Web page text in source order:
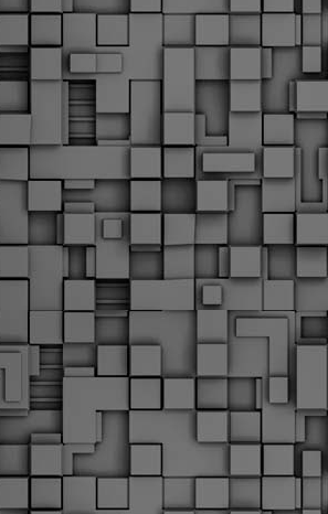
σε δήμους της χώρας. Το Dimastin, αναζητεί
φωτογραφικό υλικό στο διαδίκτυο και σας
αυτή την ανάρτηση. Επίσης, σας καλούμε, αν
μας έχουν "ξεφύγει" ορκωμοσίες, μπορείτε
φωτογραφικό τους υλικό στο
δημοσιεύουμε εδώ, άμεσα.
MAR
Θεσσαλονίκη: Ορκίστηκαν οι 75 νέοι
αστυνομικοί – Τι τους ζήτησε ο
Ενισχύεται το έργο της δημοτικής
Θεσσαλονίκης καθώς το πρωί της Τετάρτης
ορκίστηκαν οι 75 νέοι δημοτικοί αστυνομικοί.
«Με αυτούς, σε λίγους μήνες αποκτά ένα
δημοτική αστυνομία. Θα είναι πιο κοντά
ευκαιρία να είμαι σήμερα στην ορκωμοσία
MAR
Ξεκίνησαν εδώ και μια εβδομάδα οι
νεοπροσληφθέντων Δημοτικών
δήμους και οι ορκωμοσίες τους -